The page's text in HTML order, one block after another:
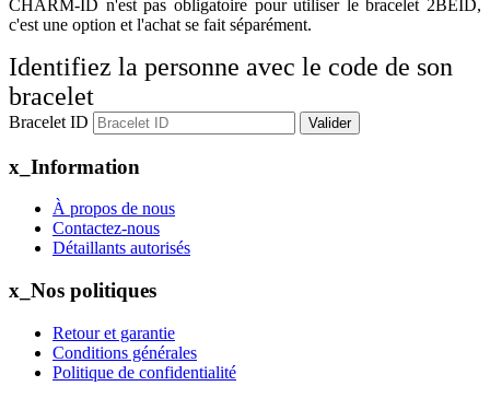
CHARM-ID n'est pas obligatoire pour utiliser le bracelet 2BEID,
c'est une option et l'achat se fait séparément.
Identifiez la personne avec le code de son
bracelet
Bracelet ID Valider
x_Information
À propos de nous
Contactez-nous
Détaillants autorisés
x_Nos politiques
Retour et garantie
Conditions générales
Politique de confidentialité